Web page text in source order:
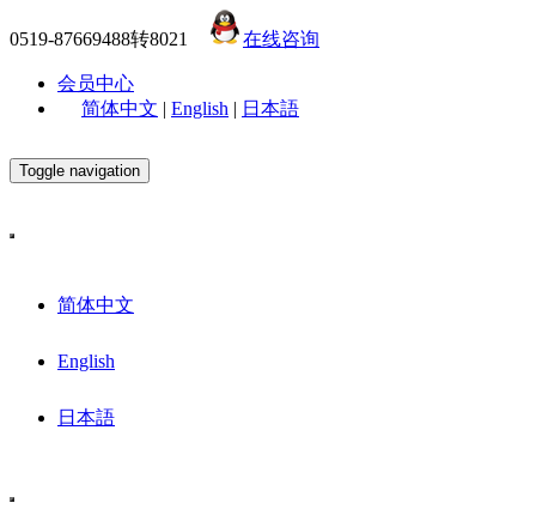
0519-87669488转8021 在线咨询
会员中心
简体中文 | English | 日本語
Toggle navigation
简体中文
English
日本語